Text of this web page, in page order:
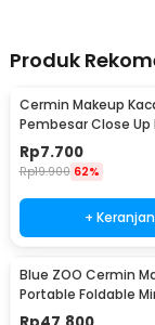
Produk
Cermin Makeup
Pembesar Close Up
Travel Mirror 10x -
Rp7.700
Rp19.900 62%
+
Blue ZOO Cermin
Portable Foldable
LED Light - MR02480